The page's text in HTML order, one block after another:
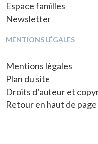
Espace familles
Newsletter
MENTIONS LÉGALES
Mentions légales
Plan du site
Droits d’auteur et
Retour en haut de page